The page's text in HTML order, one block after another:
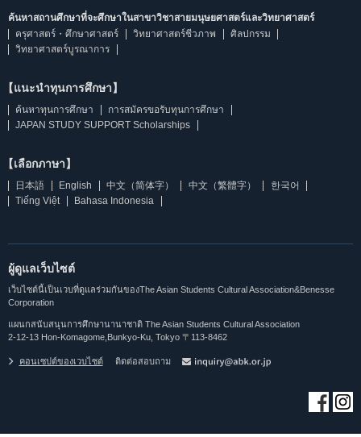
ค้นหาสถานศึกษาที่จะศึกษาในสาขาวิชาสายมนุษยศาสตร์และวิทยาศาสตร์
ครุศาสตร์・ศึกษาศาสตร์
วิทยาศาสตร์ชีวภาพ
ศิลปกรรม
วิทยาศาสตร์บูรณาการ
【แนะนำทุนการศึกษา】
ค้นหาทุนการศึกษา
การสมัครขอรับทุนการศึกษา
JAPAN STUDY SUPPORT Scholarships
【เลือกภาษา】
日本語 English 中文（简体字） 中文（繁體字）
한국어
Tiếng Việt
Bahasa Indonesia
ผู้ดูแลเว็บไซต์
เว็บไซต์นี้เป็นเวบที่ดูแลร่วมกันของThe Asian Students Cultural Association&Benesse
Corporation
แผนกสนับสนุนการศึกษานานาชาติ The Asian Students Cultural Association
2-12-13 Hon-Komagome,Bunkyo-Ku, Tokyo 〒113-8462
คอนเซปต์ของเวบไซต์ ติดต่อสอบถาม